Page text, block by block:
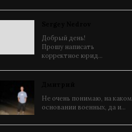
Добрый день!
Прошу написать
корректное юрид...
Не очень понимаю, на каком
основании военных, да и...